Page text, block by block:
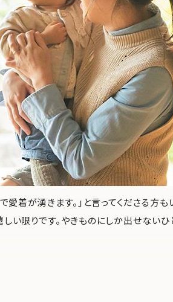
着が湧きます。」と言ってくださる方も
限りです。やきものにしか出せないひ